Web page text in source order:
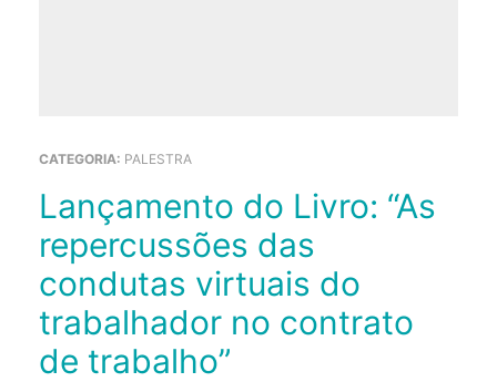
CATEGORIA: PALESTRA
Lançamento do Livro: “As
repercussões das
condutas virtuais do
trabalhador no contrato
de trabalho”